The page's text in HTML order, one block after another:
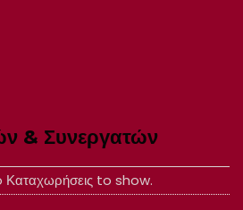
& Συνεργατών
to show.